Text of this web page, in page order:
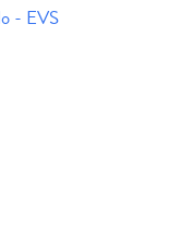
- EVS